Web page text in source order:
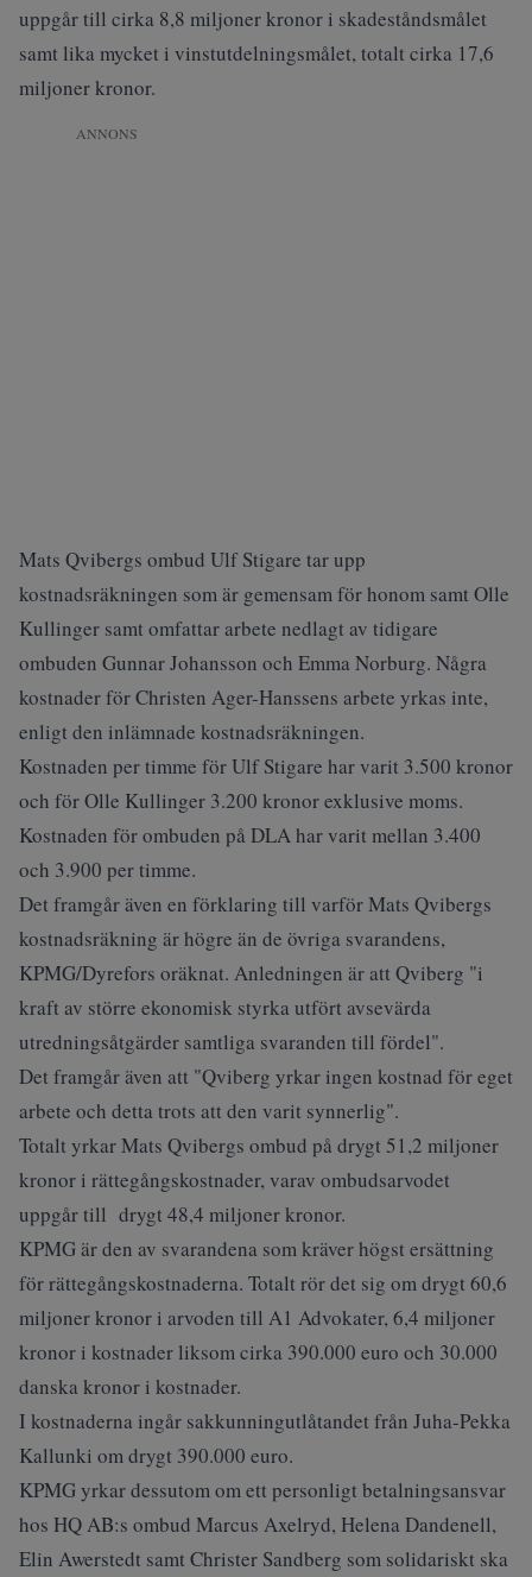
uppgår till cirka 8,8 miljoner kronor i skadeståndsmålet
samt lika mycket i vinstutdelningsmålet, totalt cirka 17,6
miljoner kronor.
ANNONS
Mats Qvibergs ombud Ulf Stigare tar upp
kostnadsräkningen som är gemensam för honom samt Olle
Kullinger samt omfattar arbete nedlagt av tidigare
ombuden Gunnar Johansson och Emma Norburg. Några
kostnader för Christen Ager-Hanssens arbete yrkas inte,
enligt den inlämnade kostnadsräkningen.
Kostnaden per timme för Ulf Stigare har varit 3.500 kronor
och för Olle Kullinger 3.200 kronor exklusive moms.
Kostnaden för ombuden på DLA har varit mellan 3.400
och 3.900 per timme.
Det framgår även en förklaring till varför Mats Qvibergs
kostnadsräkning är högre än de övriga svarandens,
KPMG/Dyrefors oräknat. Anledningen är att Qviberg "i
kraft av större ekonomisk styrka utfört avsevärda
utredningsåtgärder samtliga svaranden till fördel".
Det framgår även att "Qviberg yrkar ingen kostnad för eget
arbete och detta trots att den varit synnerlig".
Totalt yrkar Mats Qvibergs ombud på drygt 51,2 miljoner
kronor i rättegångskostnader, varav ombudsarvodet
uppgår till drygt 48,4 miljoner kronor.
KPMG är den av svarandena som kräver högst ersättning
för rättegångskostnaderna. Totalt rör det sig om drygt 60,6
miljoner kronor i arvoden till A1 Advokater, 6,4 miljoner
kronor i kostnader liksom cirka 390.000 euro och 30.000
danska kronor i kostnader.
I kostnaderna ingår sakkunningutlåtandet från Juha-Pekka
Kallunki om drygt 390.000 euro.
KPMG yrkar dessutom om ett personligt betalningsansvar
hos HQ AB:s ombud Marcus Axelryd, Helena Dandenell,
Elin Awerstedt samt Christer Sandberg som solidariskt ska